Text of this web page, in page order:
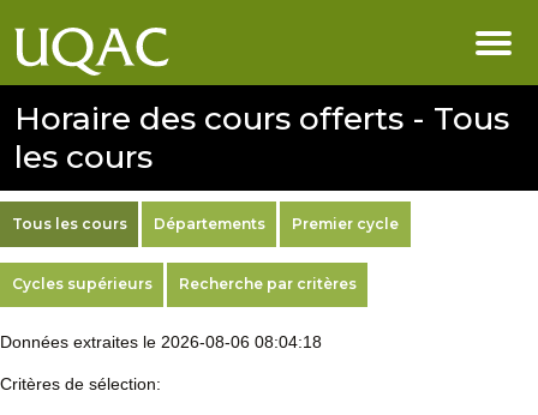
Horaire des cours offerts - Tous
les cours
Tous les cours Départements Premier cycle
Cycles supérieurs Recherche par critères
Données extraites le 2026-08-06 08:04:18
Critères de sélection: